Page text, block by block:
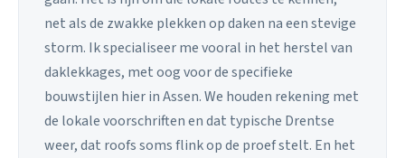
net als de zwakke plekken op daken na een stevige
storm. Ik specialiseer me vooral in het herstel van
daklekkages, met oog voor de specifieke
bouwstijlen hier in Assen. We houden rekening met
de lokale voorschriften en dat typische Drentse
weer, dat roofs soms flink op de proef stelt. En het